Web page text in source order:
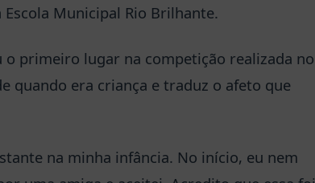
Municipal Rio Brilhante.
primeiro lugar na competição realizada no
quando era criança e traduz o afeto que
na minha infância. No início, eu nem